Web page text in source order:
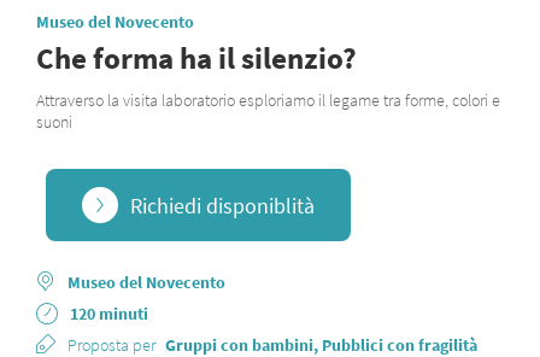
Museo del Novecento
Che forma ha il silenzio?
Attraverso la visita laboratorio esploriamo il legame tra forme, colori e
suoni
Richiedi disponiblità
Museo del Novecento
120 minuti
Proposta per Gruppi con bambini, Pubblici con fragilità